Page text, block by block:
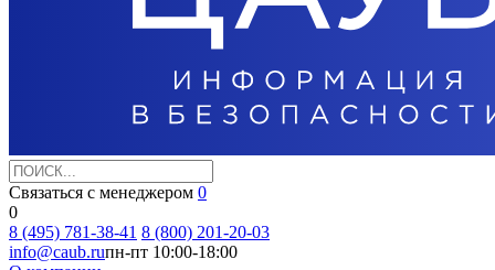
Связаться с менеджером 0
0
8 (495) 781-38-41 8 (800) 201-20-03
info@caub.ruпн-пт 10:00-18:00